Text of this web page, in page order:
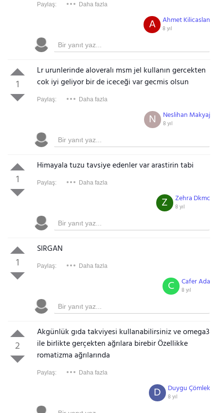
Paylaş: Daha fazla
Ahmet Kilicaslan
8 yıl
A
1
Lr urunlerinde aloveralı msm jel kullanın gercekten
cok iyi geliyor bir de iceceği var gecmis olsun
Paylaş: Daha fazla
Neslihan Makyaj
8 yıl
N
1
Himayala tuzu tavsiye edenler var arastirin tabi
Paylaş: Daha fazla
Zehra Dkmc
8 yıl
Z
1
SIRGAN
Paylaş: Daha fazla
Cafer Ada
8 yıl
C
2
Akgünlük gıda takviyesi kullanabilirsiniz ve omega3
ile birlikte gerçekten ağrılara birebir Özellikke
romatizma ağrılarında
Paylaş: Daha fazla
Duygu Çömlek
8 yıl
D